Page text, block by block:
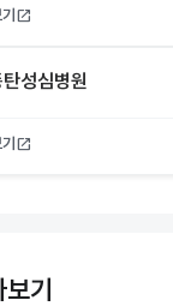
open_in_new
성심병원
open_in_new
기